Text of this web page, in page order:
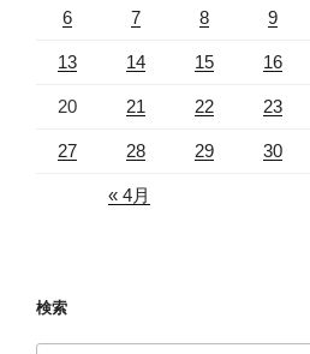
6 7 8 9
13 14 15 16
20 21 22 23
27 28 29 30
« 4月
検索